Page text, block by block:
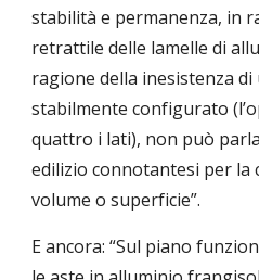
stabilità e permanenza, in
retrattile delle lamelle di
ragione della inesistenza
stabilmente configurato
quattro i lati), non può
edilizio connotantesi per la
volume o superficie”.
E ancora: “Sul piano